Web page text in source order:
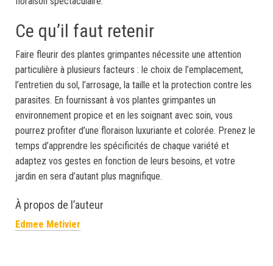
Ce qu’il faut retenir
Faire fleurir des plantes grimpantes nécessite une attention
particulière à plusieurs facteurs : le choix de l’emplacement,
l’entretien du sol, l’arrosage, la taille et la protection contre les
parasites. En fournissant à vos plantes grimpantes un
environnement propice et en les soignant avec soin, vous
pourrez profiter d’une floraison luxuriante et colorée. Prenez le
temps d’apprendre les spécificités de chaque variété et
adaptez vos gestes en fonction de leurs besoins, et votre
jardin en sera d’autant plus magnifique.
À propos de l’auteur
Edmee Metivier